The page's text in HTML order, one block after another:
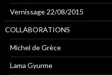
Vernissage 22/08/2015
COLLABORATIONS
Michel de Grèce
Lama Gyurme